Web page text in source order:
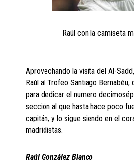
Raúl con la camiseta
Aprovechando la visita del Al-
Raúl al Trofeo Santiago Bernabéu,
para dedicar el numero
sección al que hasta hace poco
capitán, y lo sigue siendo en el
madridistas.
Raúl González Blanco